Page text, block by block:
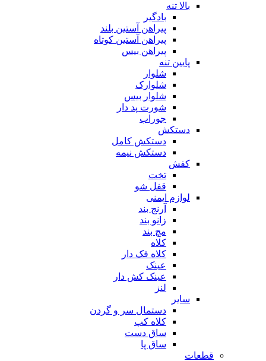
بالا تنه
بادگیر
پیراهن آستین بلند
پیراهن آستین کوتاه
پیراهن بیس
پایین تنه
شلوار
شلوارک
شلوار بیس
شورت پد دار
جوراب
دستکش
دستکش کامل
دستکش نیمه
کفش
تخت
قفل شو
لوازم ایمنی
آرنج بند
زانو بند
مچ بند
کلاه
کلاه فک دار
عینک
عینک کش دار
لنز
سایر
دستمال سر و گردن
کلاه کپ
ساق دست
ساق پا
قطعات